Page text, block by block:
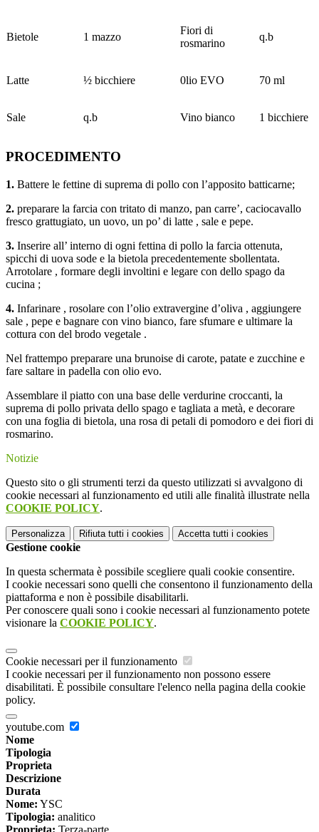
Bietole 1 mazzo
Fiori di
rosmarino
q.b
Latte ½ bicchiere 0lio EVO 70 ml
Sale q.b Vino bianco 1 bicchiere
PROCEDIMENTO
1. Battere le fettine di suprema di pollo con l’apposito batticarne;
2. preparare la farcia con tritato di manzo, pan carre’, caciocavallo
fresco grattugiato, un uovo, un po’ di latte , sale e pepe.
3. Inserire all’ interno di ogni fettina di pollo la farcia ottenuta,
spicchi di uova sode e la bietola precedentemente sbollentata.
Arrotolare , formare degli involtini e legare con dello spago da
cucina ;
4. Infarinare , rosolare con l’olio extravergine d’oliva , aggiungere
sale , pepe e bagnare con vino bianco, fare sfumare e ultimare la
cottura con del brodo vegetale .
Nel frattempo preparare una brunoise di carote, patate e zucchine e
fare saltare in padella con olio evo.
Assemblare il piatto con una base delle verdurine croccanti, la
suprema di pollo privata dello spago e tagliata a metà, e decorare
con una foglia di bietola, una rosa di petali di pomodoro e dei fiori di
rosmarino.
Notizie
Questo sito o gli strumenti terzi da questo utilizzati si avvalgono di
cookie necessari al funzionamento ed utili alle finalità illustrate nella
COOKIE POLICY.
Personalizza Rifiuta tutti i cookies Accetta tutti i cookies
Gestione cookie
In questa schermata è possibile scegliere quali cookie consentire.
I cookie necessari sono quelli che consentono il funzionamento della
piattaforma e non è possibile disabilitarli.
Per conoscere quali sono i cookie necessari al funzionamento potete
visionare la COOKIE POLICY.
Cookie necessari per il funzionamento
I cookie necessari per il funzionamento non possono essere
disabilitati. È possibile consultare l'elenco nella pagina della cookie
policy.
youtube.com
Nome
Tipologia
Proprieta
Descrizione
Durata
Nome: YSC
Tipologia: analitico
Proprieta: Terza-parte